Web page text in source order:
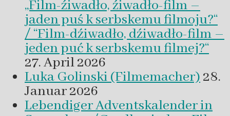
„Film-źiwadło, źiwadło-film –
jaden puś k serbskemu filmoju?“
/ “Film-dźiwadło, dźiwadło-film –
jeden puć k serbskemu filmej?“
27. April 2026
Luka Golinski (Filmemacher) 28.
Januar 2026
Lebendiger Adventskalender in